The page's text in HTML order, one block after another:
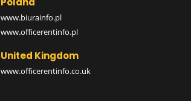
www.biurainfo.pl
www.officerentinfo.pl
United Kingdom
www.officerentinfo.co.uk